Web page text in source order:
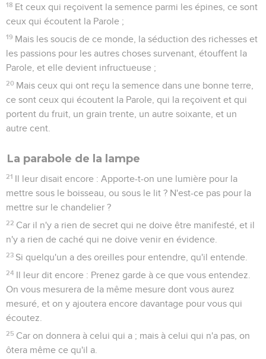
18 Et ceux qui reçoivent la semence parmi les épines, ce sont
ceux qui écoutent la Parole ;
19 Mais les soucis de ce monde, la séduction des richesses et
les passions pour les autres choses survenant, étouffent la
Parole, et elle devient infructueuse ;
20 Mais ceux qui ont reçu la semence dans une bonne terre,
ce sont ceux qui écoutent la Parole, qui la reçoivent et qui
portent du fruit, un grain trente, un autre soixante, et un
autre cent.
La parabole de la lampe
21 Il leur disait encore : Apporte-t-on une lumière pour la
mettre sous le boisseau, ou sous le lit ? N'est-ce pas pour la
mettre sur le chandelier ?
22 Car il n'y a rien de secret qui ne doive être manifesté, et il
n'y a rien de caché qui ne doive venir en évidence.
23 Si quelqu'un a des oreilles pour entendre, qu'il entende.
24 Il leur dit encore : Prenez garde à ce que vous entendez.
On vous mesurera de la même mesure dont vous aurez
mesuré, et on y ajoutera encore davantage pour vous qui
écoutez.
25 Car on donnera à celui qui a ; mais à celui qui n'a pas, on
ôtera même ce qu'il a.